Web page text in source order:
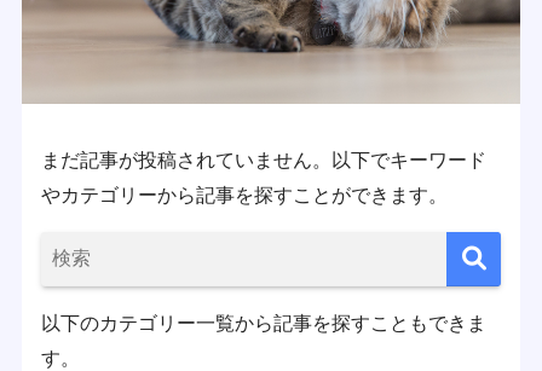
まだ記事が投稿されていません。以下でキーワード
やカテゴリーから記事を探すことができます。
以下のカテゴリー一覧から記事を探すこともできま
す。